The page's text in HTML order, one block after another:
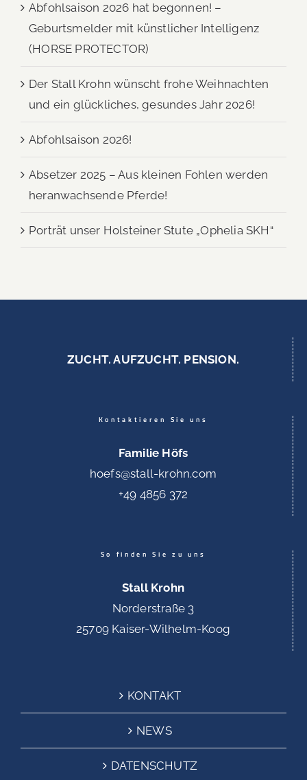
Abfohlsaison 2026 hat begonnen! –
Geburtsmelder mit künstlicher Intelligenz
(HORSE PROTECTOR)
Der Stall Krohn wünscht frohe Weihnachten
und ein glückliches, gesundes Jahr 2026!
Abfohlsaison 2026!
Absetzer 2025 – Aus kleinen Fohlen werden
heranwachsende Pferde!
Porträt unser Holsteiner Stute „Ophelia SKH“
ZUCHT. AUFZUCHT. PENSION.
Kontaktieren Sie uns
Familie Höfs
hoefs@stall-krohn.com
+49 4856 372
So finden Sie zu uns
Stall Krohn
Norderstraße 3
25709 Kaiser-Wilhelm-Koog
KONTAKT
NEWS
DATENSCHUTZ